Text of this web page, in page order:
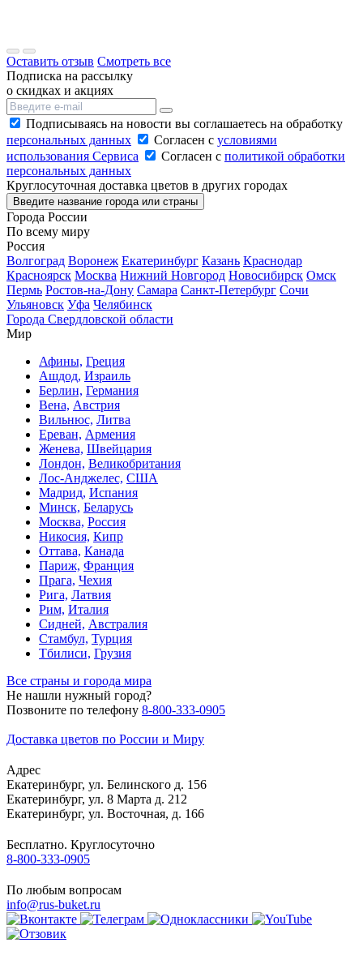
Оставить отзыв Смотреть все
Подписка на рассылку
о скидках и акциях
Подписываясь на новости вы соглашаетесь на обработку
персональных данных
Согласен с условиями
использования Сервиса
Согласен с политикой обработки
персональных данных
Круглосуточная доставка цветов в других городах
Введите название города или страны
Города России
По всему миру
Россия
Волгоград Воронеж Екатеринбург Казань Краснодар
Красноярск Москва Нижний Новгород Новосибирск Омск
Пермь Ростов-на-Дону Самара Санкт-Петербург Сочи
Ульяновск Уфа Челябинск
Города Свердловской области
Мир
Афины, Греция
Ашдод, Израиль
Берлин, Германия
Вена, Австрия
Вильнюс, Литва
Ереван, Армения
Женева, Швейцария
Лондон, Великобритания
Лос-Анджелес, США
Мадрид, Испания
Минск, Беларусь
Москва, Россия
Никосия, Кипр
Оттава, Канада
Париж, Франция
Прага, Чехия
Рига, Латвия
Рим, Италия
Сидней, Австралия
Стамбул, Турция
Тбилиси, Грузия
Все страны и города мира
Не нашли нужный город?
Позвоните по телефону 8-800-333-0905
Доставка цветов по России и Миру
Адрес
Екатеринбург, ул. Белинского д. 156
Екатеринбург, ул. 8 Марта д. 212
Екатеринбург, ул. Восточная, д. 166
Бесплатно. Круглосуточно
8-800-333-0905
По любым вопросам
info@rus-buket.ru